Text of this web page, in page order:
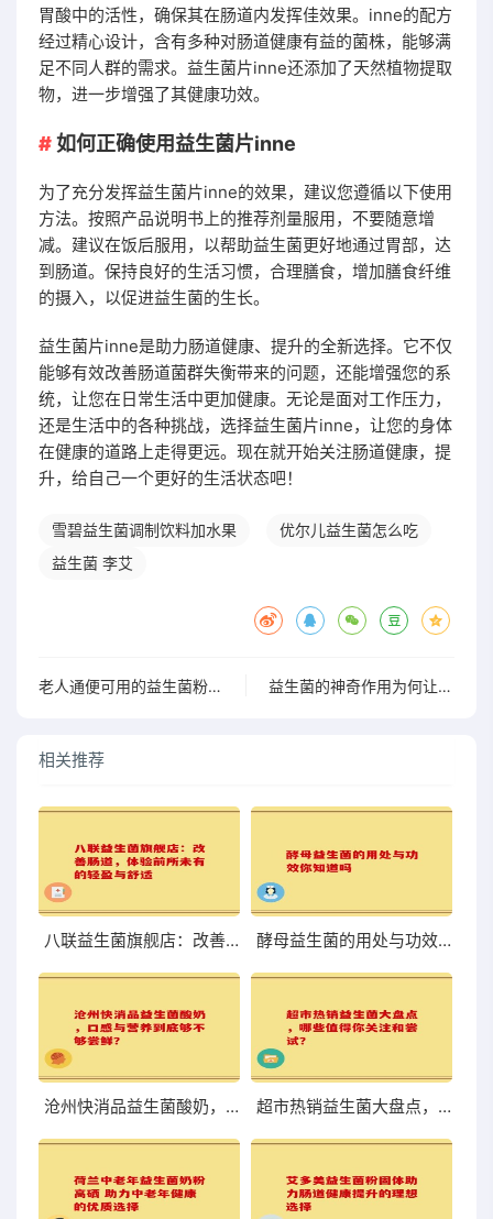
胃酸中的活性，确保其在肠道内发挥佳效果。inne的配方
经过精心设计，含有多种对肠道健康有益的菌株，能够满
足不同人群的需求。益生菌片inne还添加了天然植物提取
物，进一步增强了其健康功效。
如何正确使用益生菌片inne
为了充分发挥益生菌片inne的效果，建议您遵循以下使用
方法。按照产品说明书上的推荐剂量服用，不要随意增
减。建议在饭后服用，以帮助益生菌更好地通过胃部，达
到肠道。保持良好的生活习惯，合理膳食，增加膳食纤维
的摄入，以促进益生菌的生长。
益生菌片inne是助力肠道健康、提升的全新选择。它不仅
能够有效改善肠道菌群失衡带来的问题，还能增强您的系
统，让您在日常生活中更加健康。无论是面对工作压力，
还是生活中的各种挑战，选择益生菌片inne，让您的身体
在健康的道路上走得更远。现在就开始关注肠道健康，提
升，给自己一个更好的生活状态吧！
雪碧益生菌调制饮料加水果
优尔儿益生菌怎么吃
益生菌 李艾
老人通便可用的益生菌粉有哪些 益生菌的神奇作用为何让身体产生大量水分解析
相关推荐
八联益生菌旗舰店：改善肠道，体验前所未有的轻盈与舒适 酵母益生菌的用处与功效你知道吗
沧州快消品益生菌酸奶，口感与营养到底够不够尝鲜？ 超市热销益生菌大盘点，哪些值得你关注和尝试？